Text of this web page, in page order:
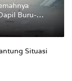
Buru-
Status
Situasi